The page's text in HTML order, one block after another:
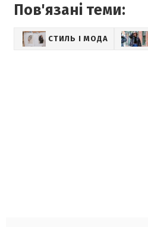
Пов'язані теми:
СТИЛЬ І МОДА